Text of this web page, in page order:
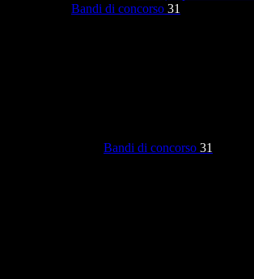
Bandi di concorso 31
Bandi di concorso 31